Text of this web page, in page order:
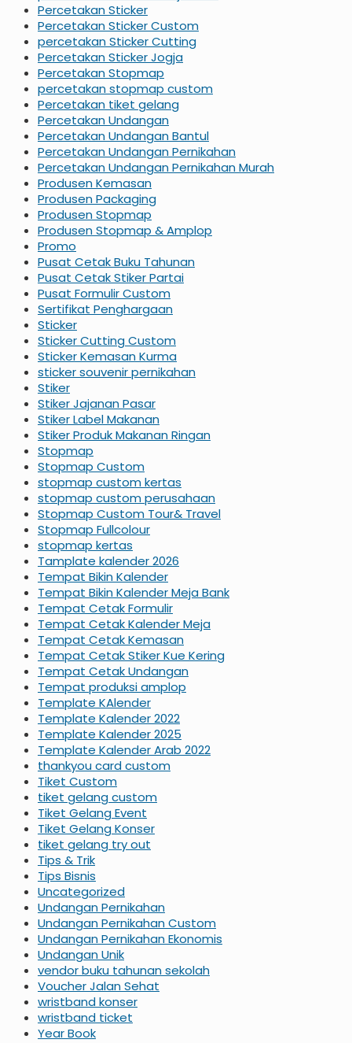
Percetakan Sticker
Percetakan Sticker Custom
percetakan Sticker Cutting
Percetakan Sticker Jogja
Percetakan Stopmap
percetakan stopmap custom
Percetakan tiket gelang
Percetakan Undangan
Percetakan Undangan Bantul
Percetakan Undangan Pernikahan
Percetakan Undangan Pernikahan Murah
Produsen Kemasan
Produsen Packaging
Produsen Stopmap
Produsen Stopmap & Amplop
Promo
Pusat Cetak Buku Tahunan
Pusat Cetak Stiker Partai
Pusat Formulir Custom
Sertifikat Penghargaan
Sticker
Sticker Cutting Custom
Sticker Kemasan Kurma
sticker souvenir pernikahan
Stiker
Stiker Jajanan Pasar
Stiker Label Makanan
Stiker Produk Makanan Ringan
Stopmap
Stopmap Custom
stopmap custom kertas
stopmap custom perusahaan
Stopmap Custom Tour& Travel
Stopmap Fullcolour
stopmap kertas
Tamplate kalender 2026
Tempat Bikin Kalender
Tempat Bikin Kalender Meja Bank
Tempat Cetak Formulir
Tempat Cetak Kalender Meja
Tempat Cetak Kemasan
Tempat Cetak Stiker Kue Kering
Tempat Cetak Undangan
Tempat produksi amplop
Template KAlender
Template Kalender 2022
Template Kalender 2025
Template Kalender Arab 2022
thankyou card custom
Tiket Custom
tiket gelang custom
Tiket Gelang Event
Tiket Gelang Konser
tiket gelang try out
Tips & Trik
Tips Bisnis
Uncategorized
Undangan Pernikahan
Undangan Pernikahan Custom
Undangan Pernikahan Ekonomis
Undangan Unik
vendor buku tahunan sekolah
Voucher Jalan Sehat
wristband konser
wristband ticket
Year Book